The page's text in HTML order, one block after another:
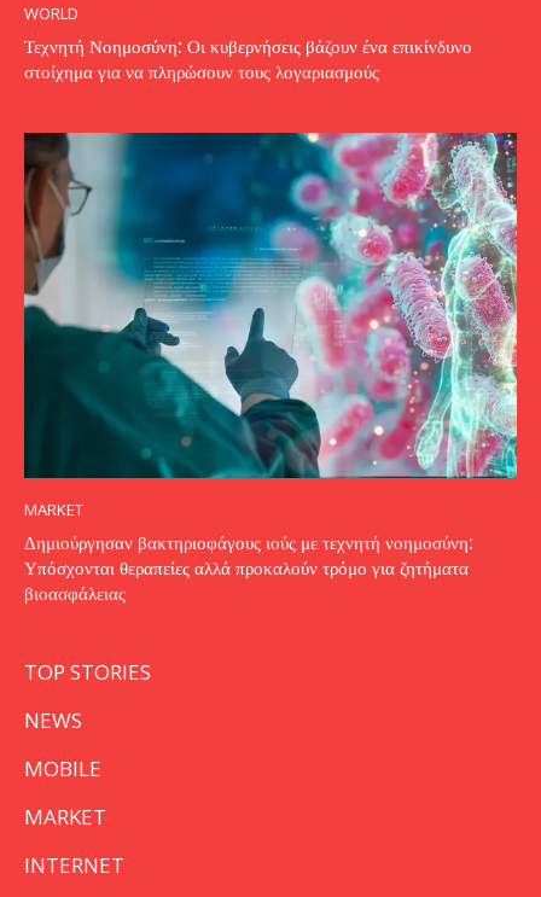
WORLD
Τεχνητή Νοημοσύνη: Οι κυβερνήσεις βάζουν ένα επικίνδυνο
στοίχημα για να πληρώσουν τους λογαριασμούς
MARKET
Δημιούργησαν βακτηριοφάγους ιούς με τεχνητή νοημοσύνη:
Υπόσχονται θεραπείες αλλά προκαλούν τρόμο για ζητήματα
βιοασφάλειας
TOP STORIES
NEWS
MOBILE
MARKET
INTERNET